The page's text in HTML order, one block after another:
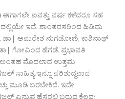
ಐವತ್ತು ವರ್ಷ ಕಳೆದರೂ ಸಹ
ಇದೆ. ಶಾಂತರಸರಿಂದ ಹಿಡಿದು
ಡಾ| ಅಮರೇಶ ನುಗಡೋಣಿ, ಕಾಶಿನಾಥ್
ಗೋವಿಂದ ಹೆಗಡೆ, ಪ್ರಭಾವತಿ
ಅಂತಹ ಮೊದಲಾದ ಉತ್ತಮ
ಸಾಹಿತ್ಯ ಇನ್ನೂ ಪರಿಶುದ್ಧವಾದ
ಮೂಡಿ ಬರಬೇಕಿದೆ. ಇದೇ